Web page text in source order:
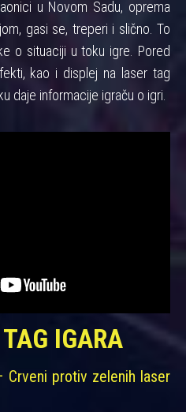
u Novom Sadu, oprema
gasi se, treperi i slično. To
o situaciji u toku igre. Pored
kao i displej na laser tag
daje informacije igraču o igri.
IGARA
Crveni protiv zelenih laser